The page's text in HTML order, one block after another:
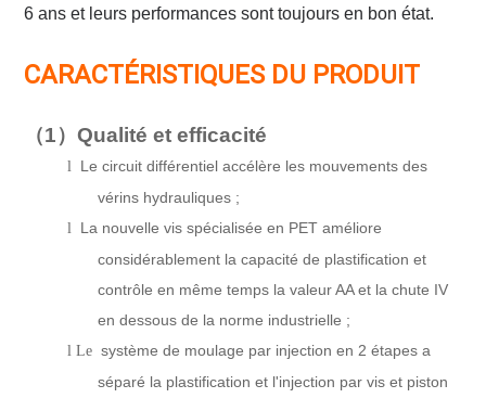
6 ans et leurs performances sont toujours en bon état.
CARACTÉRISTIQUES DU PRODUIT
（1）Qualité et efficacité
l
Le circuit différentiel accélère les mouvements des
vérins hydrauliques ;
l
La nouvelle vis spécialisée en PET améliore
considérablement la capacité de plastification et
contrôle en même temps la valeur AA et la chute IV
en dessous de la norme industrielle ;
l Le système de moulage par injection en 2 étapes a
séparé la plastification et l'injection par vis et piston